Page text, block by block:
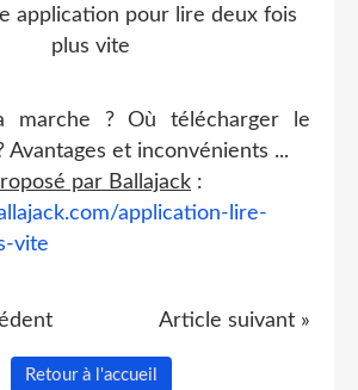
marche ? Où télécharger le
Avantages et inconvénients ...
par Ballajack :
application-lire-
vite
Article suivant »
Retour à l'accueil